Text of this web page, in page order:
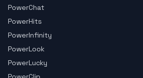
PowerChat
PowerHits
PowerInfinity
PowerLook
PowerLucky